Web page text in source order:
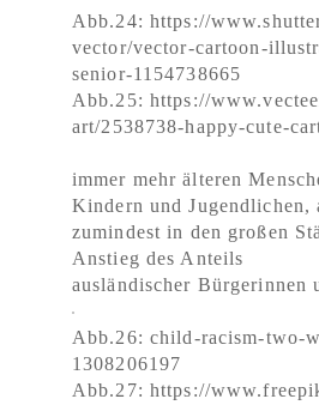
Abb.24: https://
vector/vector-cartoon-
senior-1154738665
Abb.25: https://
art/2538738-happy-cute-
immer mehr älteren
Kindern und Jugendlichen,
zumindest in den großen
Anstieg des Anteils
ausländischer Bürgerinnen
Abb.26: child-racism-two-
1308206197
Abb.27: https://